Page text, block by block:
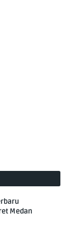
Medan